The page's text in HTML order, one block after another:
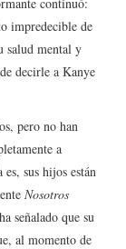
impredecible de
salud mental y
decirle a Kanye
pero no han
a
sus hijos están
Nosotros
señalado que su
al momento de